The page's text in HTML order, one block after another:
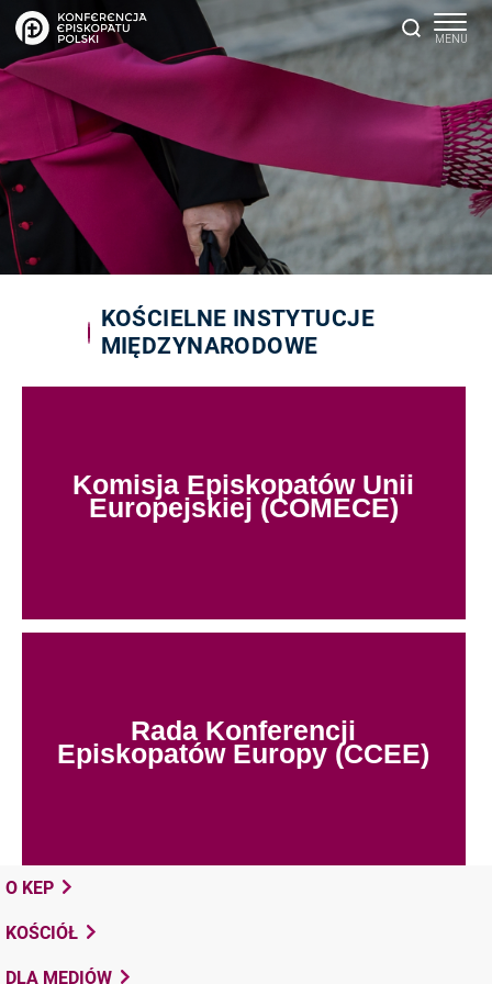
KOŚCIELNE INSTYTUCJE
MIĘDZYNARODOWE
Komisja Episkopatów Unii
Europejskiej (COMECE)
Rada Konferencji
Episkopatów Europy (CCEE)
O KEP
KOŚCIÓŁ
DLA MEDIÓW